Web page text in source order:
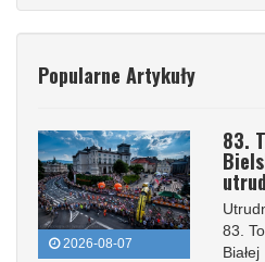
Popularne Artykuły
2026-08-07
83.
83.
Białej